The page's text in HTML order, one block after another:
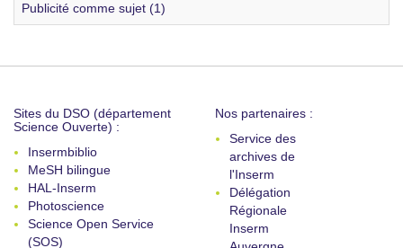
Publicité comme sujet (1)
Sites du DSO (département
Science Ouverte) :
Insermbiblio
MeSH bilingue
HAL-Inserm
Photoscience
Science Open Service
(SOS)
Nos partenaires :
Service des
archives de
l'Inserm
Délégation
Régionale
Inserm